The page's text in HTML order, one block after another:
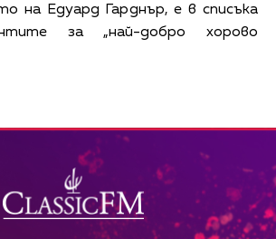
на Едуард Гарднър, е в списъка
за „най-добро хорово